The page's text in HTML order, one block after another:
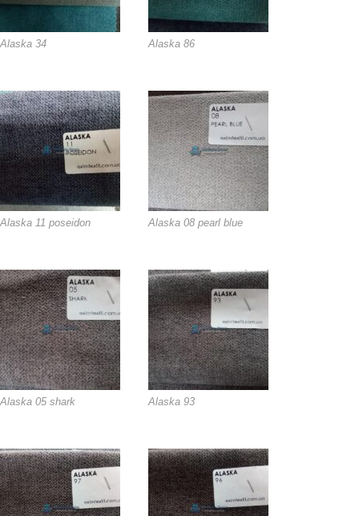
Alaska 34 Alaska 86
Alaska 11 poseidon Alaska 08 pearl blue
Alaska 05 shark Alaska 93